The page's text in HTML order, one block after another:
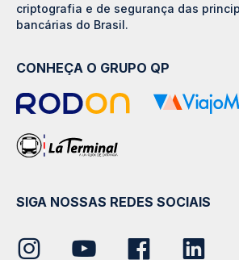
criptografia e de segurança das
bancárias do Brasil.
CONHEÇA O GRUPO QP
SIGA NOSSAS REDES SOCIAIS